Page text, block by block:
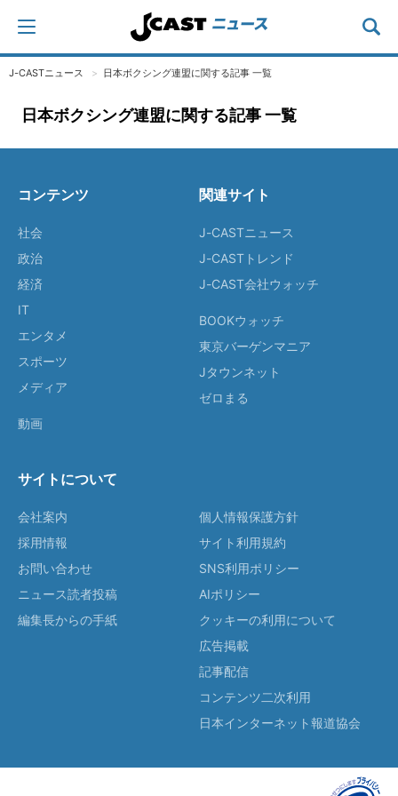
J-CASTニュース 日本ボクシング連盟に関する記事 一覧
日本ボクシング連盟に関する記事 一覧
コンテンツ
社会
政治
経済
IT
エンタメ
スポーツ
メディア
動画
関連サイト
J-CASTニュース
J-CASTトレンド
J-CAST会社ウォッチ
BOOKウォッチ
東京バーゲンマニア
Jタウンネット
ゼロまる
サイトについて
会社案内
採用情報
お問い合わせ
ニュース読者投稿
編集長からの手紙
個人情報保護方針
サイト利用規約
SNS利用ポリシー
AIポリシー
クッキーの利用について
広告掲載
記事配信
コンテンツ二次利用
日本インターネット報道協会